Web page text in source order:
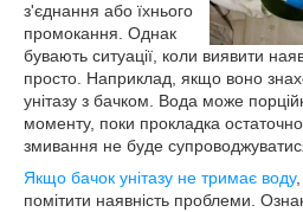
з'єднання або їхнього
промокання. Однак
бувають ситуації, коли виявити
просто. Наприклад, якщо воно
унітазу з бачком. Вода може
моменту, поки прокладка
змивання не буде
Якщо бачок унітазу не тримає воду
помітити наявність проблеми.